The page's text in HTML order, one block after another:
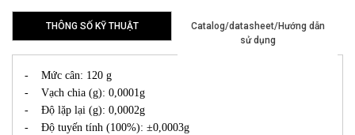
THÔNG SỐ KỸ THUẬT
Catalog/datasheet/Hướng dẫn
sử dụng
- Mức cân: 120 g
- Vạch chia (g): 0,0001g
- Độ lặp lại (g): 0,0002g
- Độ tuyến tính (100%): ±0,0003g